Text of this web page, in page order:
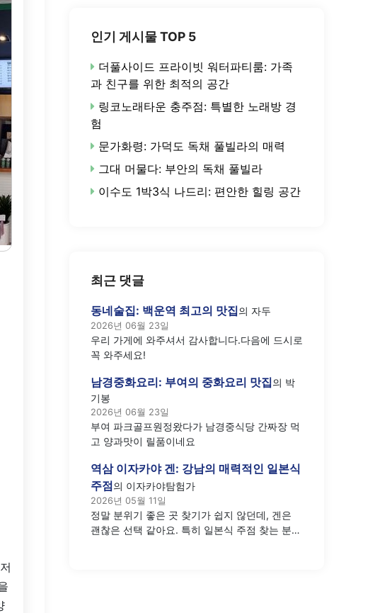
인기 게시물 TOP 5
더풀사이드 프라이빗 워터파티룸: 가족
과 친구를 위한 최적의 공간
링코노래타운 충주점: 특별한 노래방 경
험
문가화령: 가덕도 독채 풀빌라의 매력
그대 머물다: 부안의 독채 풀빌라
이수도 1박3식 나드리: 편안한 힐링 공간
최근 댓글
동네술집: 백운역 최고의 맛집의 자두
2026년 06월 23일
우리 가게에 와주셔서 감사합니다.다음에 드시로
꼭 와주세요!
남경중화요리: 부여의 중화요리 맛집의 박
기봉
2026년 06월 23일
부여 파크골프원정왔다가 남경중식당 간짜장 먹
고 양과맛이 릴품이네요
역삼 이자카야 겐: 강남의 매력적인 일본식
주점의 이자카야탐험가
2026년 05월 11일
정말 분위기 좋은 곳 찾기가 쉽지 않던데, 겐은
괜찮은 선택 같아요. 특히 일본식 주점 찾는 분들